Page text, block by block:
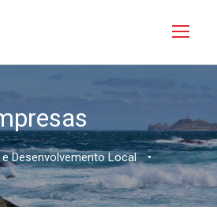
Desenvolvemento Local •